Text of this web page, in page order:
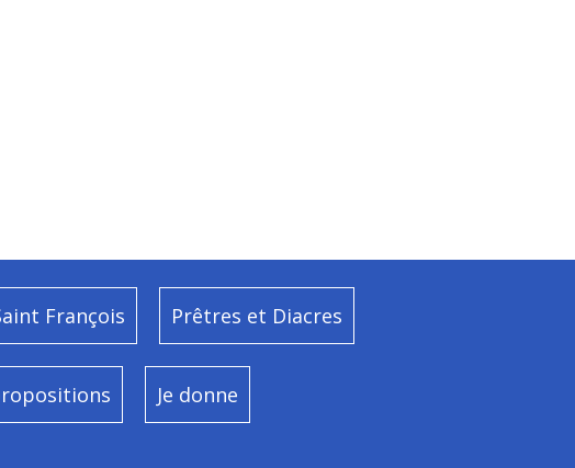
François Prêtres et Diacres
Je donne